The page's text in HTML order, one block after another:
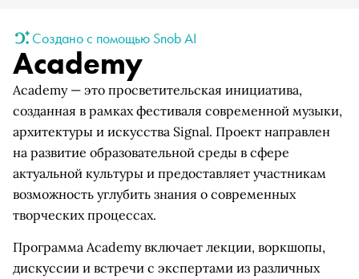
Создано с помощью Snob AI
Academy
Academy — это просветительская инициатива,
созданная в рамках фестиваля современной музыки,
архитектуры и искусства Signal. Проект направлен
на развитие образовательной среды в сфере
актуальной культуры и предоставляет участникам
возможность углубить знания о современных
творческих процессах.
Программа Academy включает лекции, воркшопы,
дискуссии и встречи с экспертами из различных